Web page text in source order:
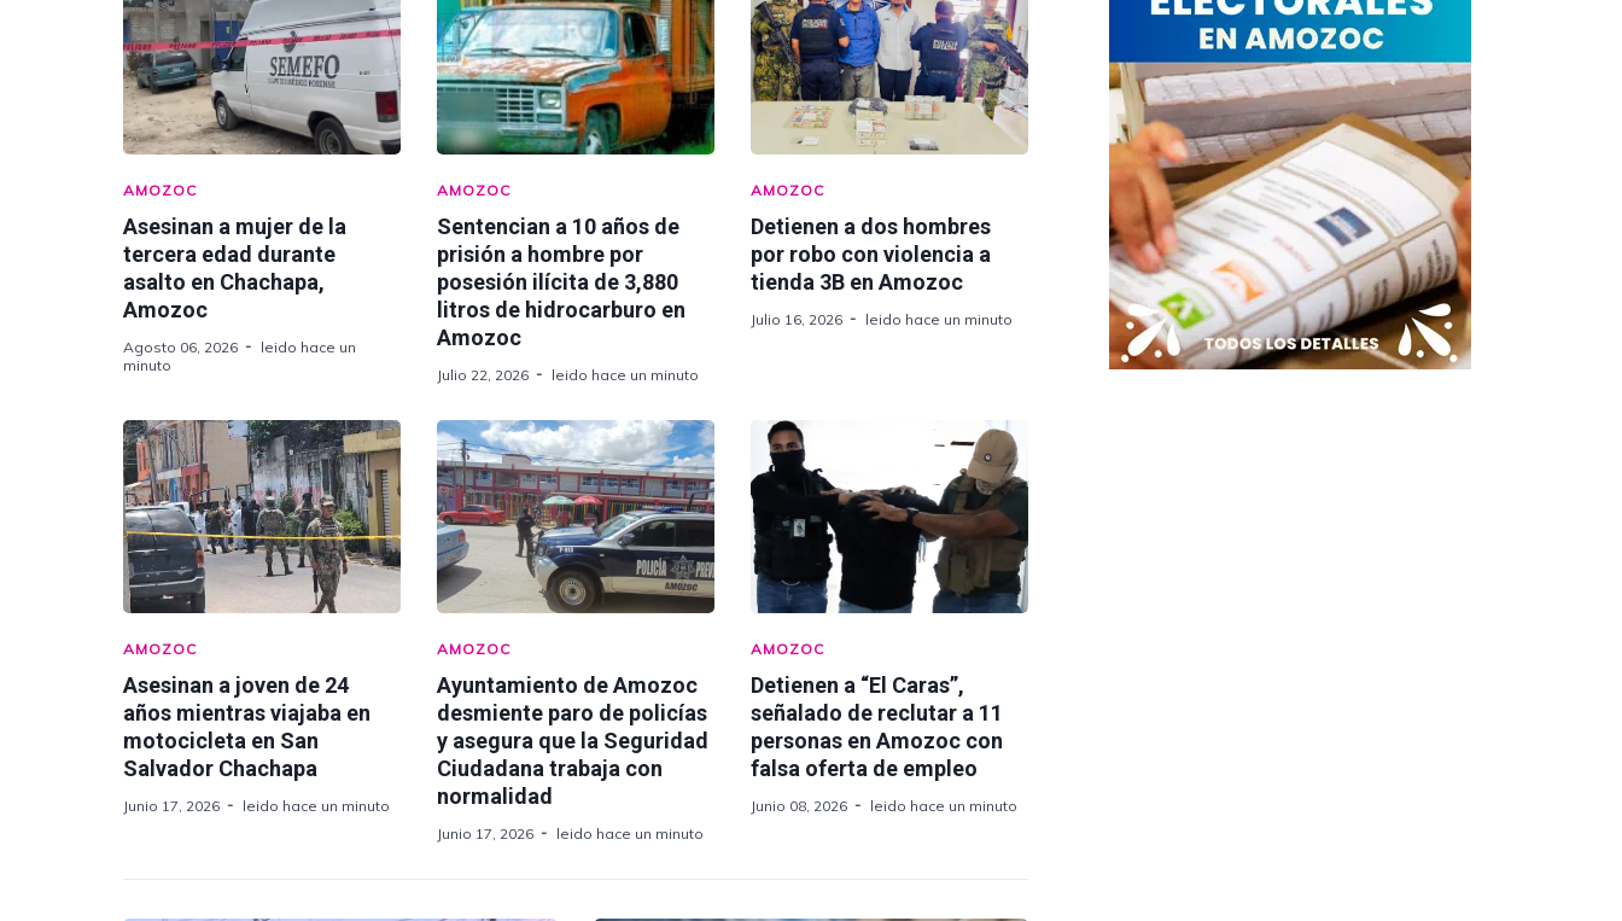
AMOZOC
Asesinan a mujer de la
tercera edad durante
asalto en Chachapa,
Amozoc
Agosto 06, 2026
leido hace un
minuto
AMOZOC
Sentencian a 10 años de
prisión a hombre por
posesión ilícita de 3,880
litros de hidrocarburo en
Amozoc
Julio 22, 2026 leido hace un minuto
AMOZOC
Detienen a dos hombres
por robo con violencia a
tienda 3B en Amozoc
Julio 16, 2026 leido hace un minuto
AMOZOC
Asesinan a joven de 24
años mientras viajaba en
motocicleta en San
Salvador Chachapa
Junio 17, 2026 leido hace un minuto
AMOZOC
Ayuntamiento de Amozoc
desmiente paro de policías
y asegura que la Seguridad
Ciudadana trabaja con
normalidad
Junio 17, 2026 leido hace un minuto
AMOZOC
Detienen a “El Caras”,
señalado de reclutar a 11
personas en Amozoc con
falsa oferta de empleo
Junio 08, 2026 leido hace un minuto